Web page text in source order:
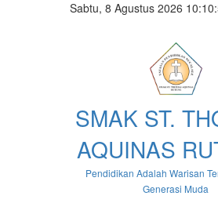
Sabtu, 8 Agustus 2026
SMAK ST.
AQUINAS
Pendidikan Adalah Warisan
Generasi Muda